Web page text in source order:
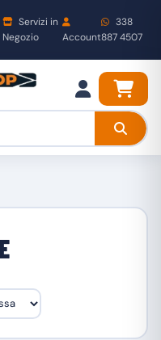
Servizi in
Negozio
Account
338
887 4507